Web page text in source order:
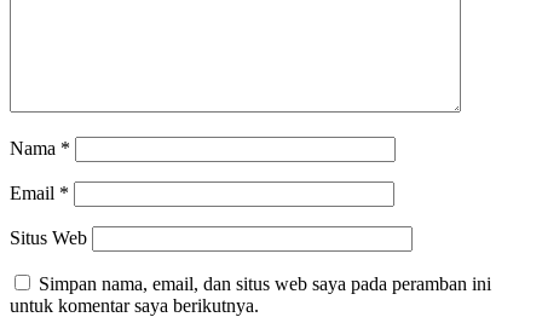
Nama *
Email *
Situs Web
Simpan nama, email, dan situs web saya pada peramban ini
untuk komentar saya berikutnya.